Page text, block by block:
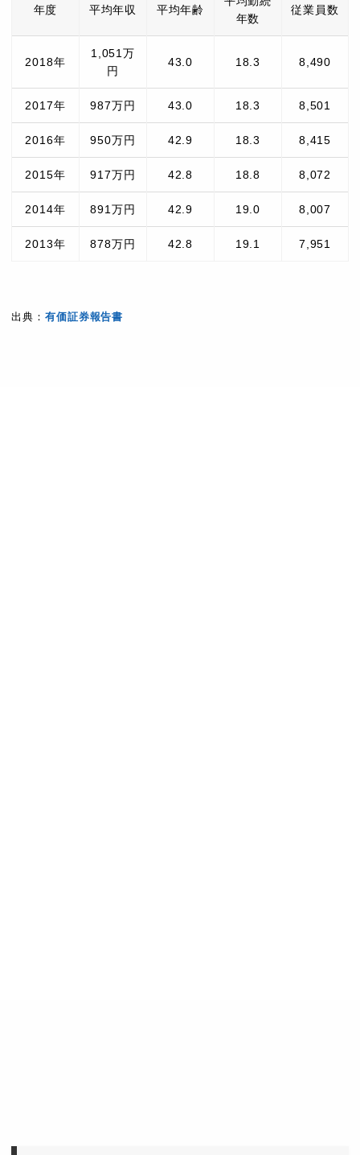
年度 平均年収 平均年齢
年数
従業員数
2018年
1,051万
円
43.0 18.3 8,490
2017年 987万円 43.0 18.3 8,501
2016年 950万円 42.9 18.3 8,415
2015年 917万円 42.8 18.8 8,072
2014年 891万円 42.9 19.0 8,007
2013年 878万円 42.8 19.1 7,951
出典： 有価証券報告書